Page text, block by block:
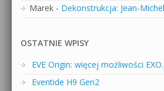
Marek - Dekonstrukcja: Jean-
OSTATNIE WPISY
EVE Origin: więcej możliwości
Eventide H9 Gen2